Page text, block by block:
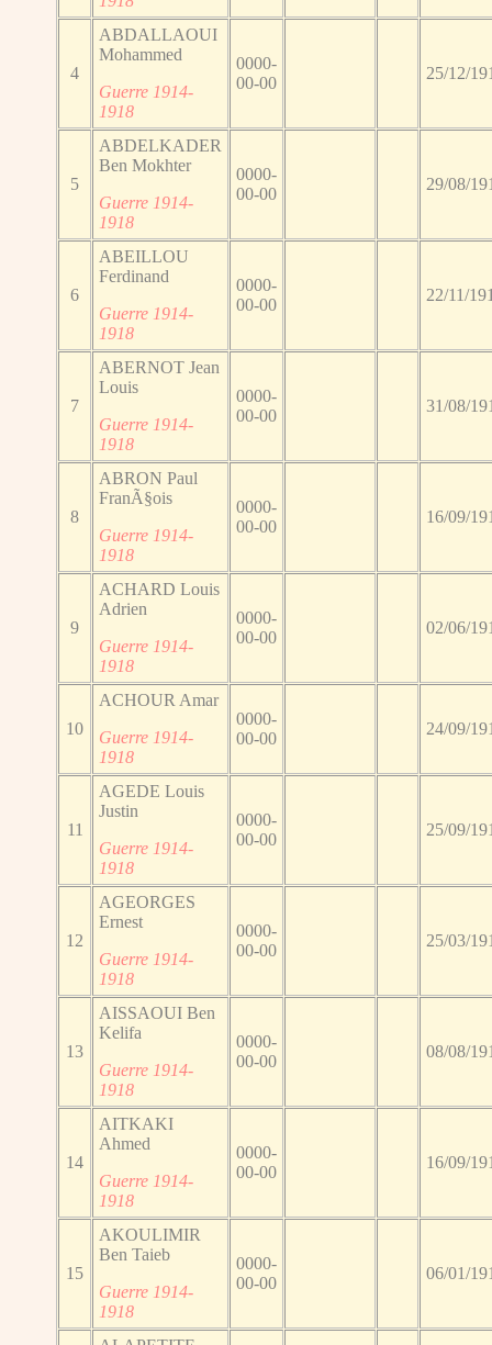
4
ABDALLAOUI
Mohammed
Guerre 1914-
1918
0000-
00-00
25/12/
5
ABDELKADER
Ben Mokhter
Guerre 1914-
1918
0000-
00-00
29/08/
6
ABEILLOU
Ferdinand
Guerre 1914-
1918
0000-
00-00
22/11/
7
ABERNOT Jean
Louis
Guerre 1914-
1918
0000-
00-00
31/08/
8
ABRON Paul
FranÃ§ois
Guerre 1914-
1918
0000-
00-00
16/09/
9
ACHARD Louis
Adrien
Guerre 1914-
1918
0000-
00-00
02/06/
10
ACHOUR Amar
Guerre 1914-
1918
0000-
00-00
24/09/
11
AGEDE Louis
Justin
Guerre 1914-
1918
0000-
00-00
25/09/
12
AGEORGES
Ernest
Guerre 1914-
1918
0000-
00-00
25/03/
13
AISSAOUI Ben
Kelifa
Guerre 1914-
1918
0000-
00-00
08/08/
14
AITKAKI
Ahmed
Guerre 1914-
1918
0000-
00-00
16/09/
15
AKOULIMIR
Ben Taieb
Guerre 1914-
1918
0000-
00-00
06/01/